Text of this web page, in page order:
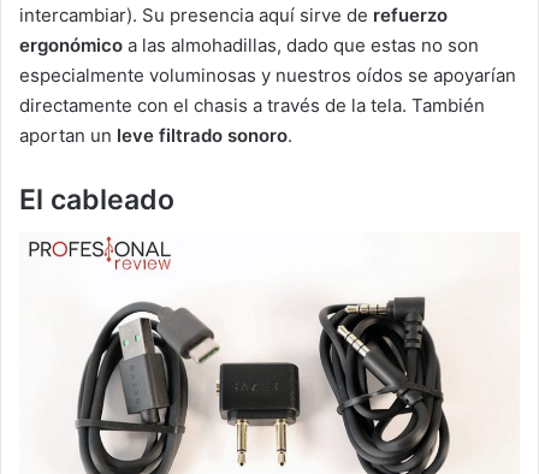
intercambiar). Su presencia aquí sirve de refuerzo
ergonómico a las almohadillas, dado que estas no son
especialmente voluminosas y nuestros oídos se apoyarían
directamente con el chasis a través de la tela. También
aportan un leve filtrado sonoro.
El cableado